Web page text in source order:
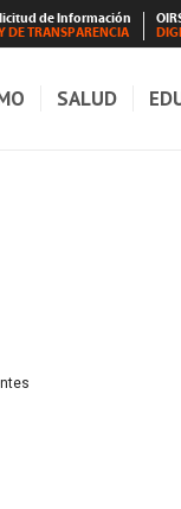
de Información
DE TRANSPARENCIA
SALUD